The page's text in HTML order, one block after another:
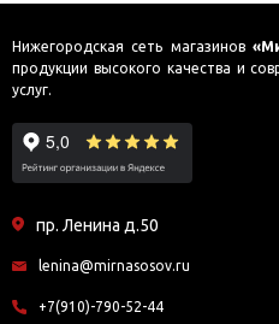
Нижегородская сеть магазинов
продукции высокого качества и
услуг.
пр. Ленина д.50
lenina@mirnasosov.ru
+7(910)-790-52-44